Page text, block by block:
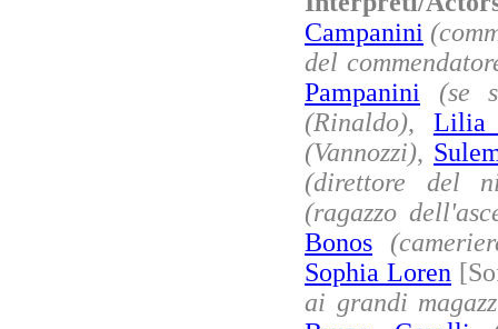
Campanini
del
Pampanini
(se
(Rinaldo), Lilia
(Vannozzi),
(direttore del
(ragazzo
Bonos
Sophia Loren
ai grandi